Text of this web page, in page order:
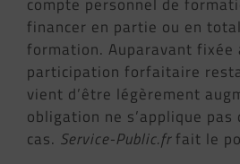
financer en partie ou en
formation. Auparavant fixée
participation forfaitaire
vient d’être légèrement
obligation ne s’applique pas
cas. Service-Public.frfait le